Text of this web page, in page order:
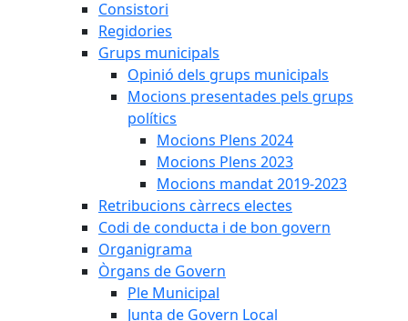
Consistori
Regidories
Grups municipals
Opinió dels grups municipals
Mocions presentades pels grups
polítics
Mocions Plens 2024
Mocions Plens 2023
Mocions mandat 2019-2023
Retribucions càrrecs electes
Codi de conducta i de bon govern
Organigrama
Òrgans de Govern
Ple Municipal
Junta de Govern Local